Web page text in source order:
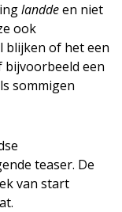
landdeen niet
ook
blijken of het een
bijvoorbeeld een
sommigen
teaser. De
van start